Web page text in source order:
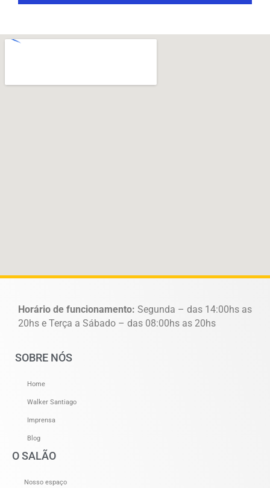
Horário de funcionamento: Segunda – das 14:00hs as
20hs e Terça a Sábado – das 08:00hs as 20hs
SOBRE NÓS
Home
Walker Santiago
Imprensa
Blog
O SALÃO
Nosso espaço